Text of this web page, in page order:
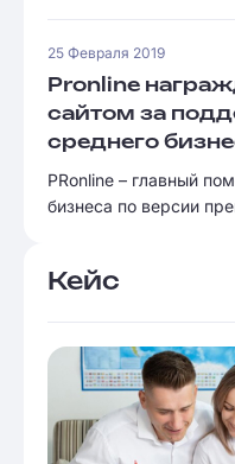
25 Февраля 2019
Pronline
сайтом за
среднего
PRonline – главный
бизнеса по версии
Кейс